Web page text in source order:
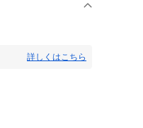
詳しくはこちら